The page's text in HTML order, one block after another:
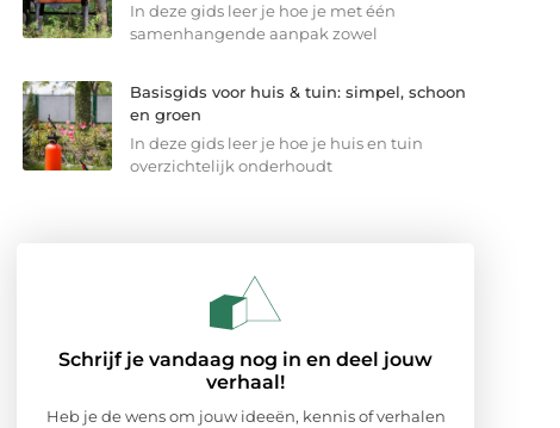
In deze gids leer je hoe je met één
samenhangende aanpak zowel
Basisgids voor huis & tuin: simpel, schoon
en groen
In deze gids leer je hoe je huis en tuin
overzichtelijk onderhoudt
Schrijf je vandaag nog in en deel jouw
verhaal!
Heb je de wens om jouw ideeën, kennis of verhalen